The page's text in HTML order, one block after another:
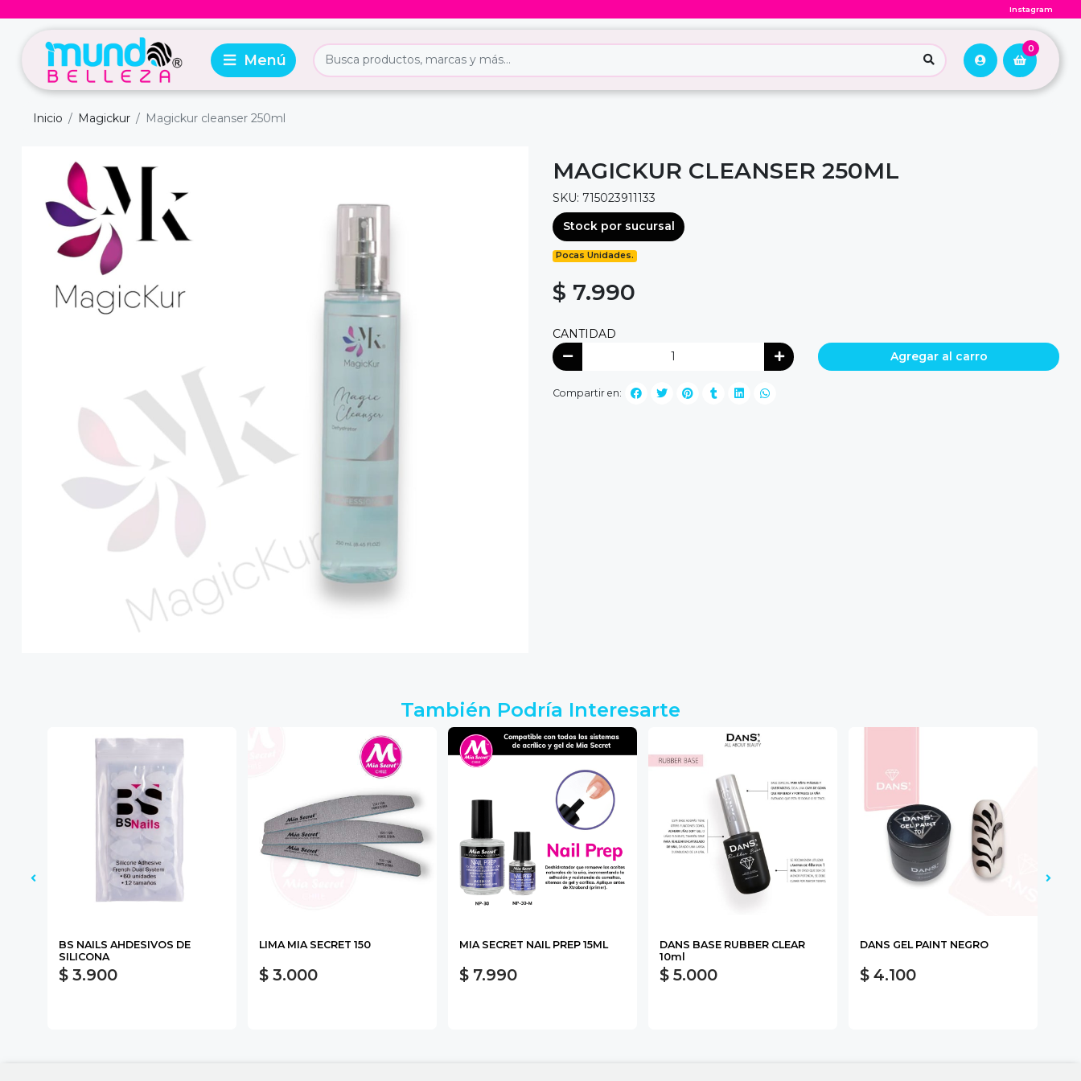
Instagram
0
Inicio Magickur Magickur cleanser 250ml
MAGICKUR CLEANSER 250ML
SKU: 715023911133
Stock por sucursal
Pocas Unidades.
$ 7.990
CANTIDAD
Agregar al carro
Compartir en:
También Podría Interesarte
BS NAILS AHDESIVOS DE
SILICONA
$ 3.900
LIMA MIA SECRET 150
$ 3.000
MIA SECRET NAIL PREP 15ML
$ 7.990
DANS BASE RUBBER CLEAR
10ml
$ 5.000
DANS GEL PAINT NEGRO
$ 4.100